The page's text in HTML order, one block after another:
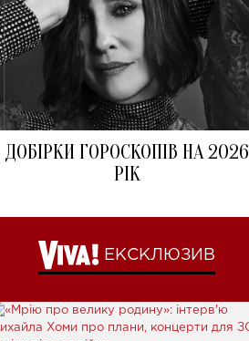
ДОБІРКИ ГОРОСКОПІВ НА 2026
РІК
ЕКСКЛЮЗИВ